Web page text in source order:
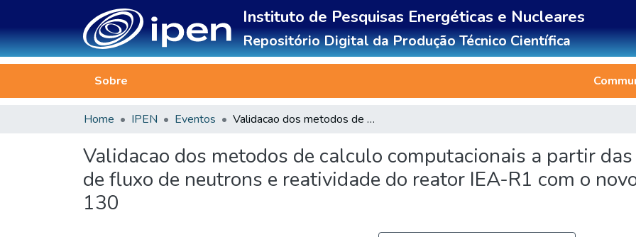
Instituto de Pesquisas Energéticas e Nucleares
Repositório Digital da Produção Técnico Científica
Sobre
Home IPEN Eventos Validacao dos metodos de calculo computacionais a partir das medidas de distribuicao de fluxo de neutrons e reatividade do reator IEA-R1 com o novo elemento combustivel 130
Validacao dos metodos de calculo computacionais a partir
de fluxo de neutrons e reatividade do reator IEA-R1 com o
130